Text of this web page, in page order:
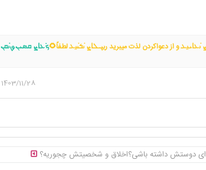
و از دعواکردن لذت میبرید رࡅ࡙ܝ݆ߺܠߊ‌ܨ ࡅ߭ܭࡅ߭ࡅ࡙ܥ‌‌ لطفاً🌻ܟܿܥ‌‌ߊ‌ܨ ܩܣܝ‌ܢ̣ࡐ‌ࡅ߭ܩܢ
1403/11/28
دوستش داشته باشی؟اخلاق و شخصیتش چجوریه؟